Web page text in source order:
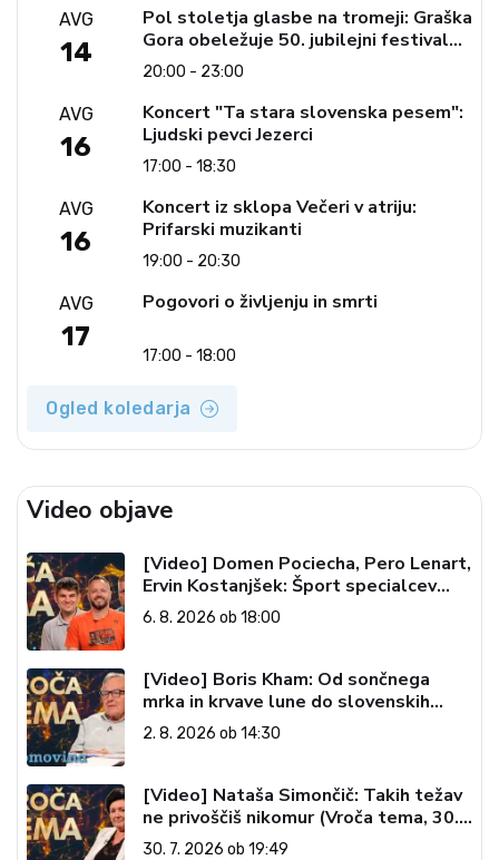
AVG
14
Pol stoletja glasbe na tromeji: Graška
Gora obeležuje 50. jubilejni festival
narodno-zabavne glasbe
20:00 - 23:00
AVG
16
Koncert "Ta stara slovenska pesem":
Ljudski pevci Jezerci
17:00 - 18:30
AVG
16
Koncert iz sklopa Večeri v atriju:
Prifarski muzikanti
19:00 - 20:30
AVG
17
Pogovori o življenju in smrti
17:00 - 18:00
Ogled koledarja
Video objave
[Video] Domen Pociecha, Pero Lenart,
Ervin Kostanjšek: Šport specialcev
(Vroča tema, 6. 8. 2026)
6. 8. 2026 ob 18:00
[Video] Boris Kham: Od sončnega
mrka in krvave lune do slovenskih
pečatov v vesolju (Vroča tema, 2. 8.
2026)
2. 8. 2026 ob 14:30
[Video] Nataša Simončič: Takih težav
ne privoščiš nikomur (Vroča tema, 30.
7. 2026)
30. 7. 2026 ob 19:49